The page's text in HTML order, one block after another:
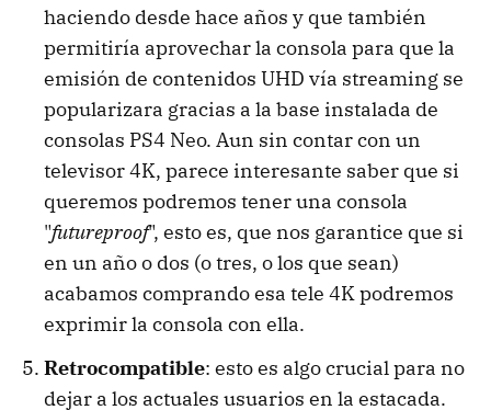
haciendo desde hace años y que también
permitiría aprovechar la consola para que la
emisión de contenidos UHD vía streaming se
popularizara gracias a la base instalada de
consolas PS4 Neo. Aun sin contar con un
televisor 4K, parece interesante saber que si
queremos podremos tener una consola
"futureproof", esto es, que nos garantice que si
en un año o dos (o tres, o los que sean)
acabamos comprando esa tele 4K podremos
exprimir la consola con ella.
Retrocompatible: esto es algo crucial para no
dejar a los actuales usuarios en la estacada.